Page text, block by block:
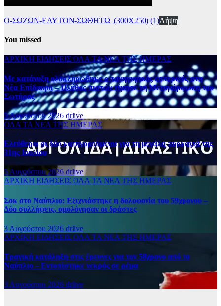
Ο-ΣΩΖΩΝ-ΕΑΥΤΟΝ-ΣΩΘΗΤΩ_(300Χ250) (1)Λήψη
You missed
ΑΡΧΙΚΗ ΕΙΔΗΣΕΙΣ ΟΛΑ ΤΑ ΝΕΑ ΤΗΣ ΗΜΕΡΑΣ
Με κατάνυξη ολοκληρώθηκε ο πανηγυρικός εσπερινός στη
Νέα Επίδαυρο – Πλήθος πιστών τίμησε τη Μεταμόρφωση του
Σωτήρος
5 Αυγούστου 2026 drlive
ΟΛΑ ΤΑ ΝΕΑ ΤΗΣ ΗΜΕΡΑΣ
Ελεύθεροι οι δύο κατηγορούμενοι για τη μεγάλη πυρκαγιά της
31ης Ιουλίου
5 Αυγούστου 2026 drlive
ΑΡΧΙΚΗ ΕΙΔΗΣΕΙΣ ΟΛΑ ΤΑ ΝΕΑ ΤΗΣ ΗΜΕΡΑΣ
Σοκ στο Ναύπλιο: Εξιχνιάστηκε η δολοφονία του 59χρονου –
Δύο συλλήψεις, ομολόγησαν οι δράστες
3 Αυγούστου 2026 drlive
ΑΡΧΙΚΗ ΕΙΔΗΣΕΙΣ ΟΛΑ ΤΑ ΝΕΑ ΤΗΣ ΗΜΕΡΑΣ
Τραγική κατάληξη στις έρευνες για τον 58χρονο από το
Ναύπλιο – Εντοπίστηκε νεκρός σε ρέμα
3 Αυγούστου 2026 drlive